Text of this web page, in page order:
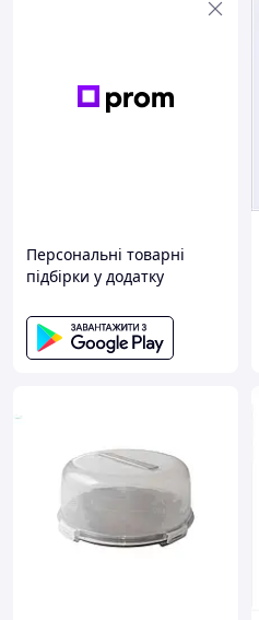
Персональні товарні
підбірки у додатку